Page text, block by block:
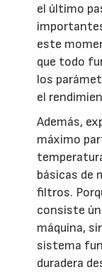
el último
este
que todo
los
el
Además,
máximo
básicas de
filtros.
consiste
máquina,
sistema
duradera